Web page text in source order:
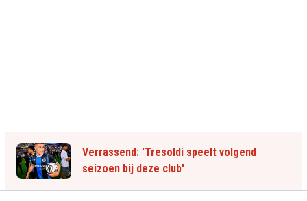
Verrassend: 'Tresoldi speelt volgend
seizoen bij deze club'